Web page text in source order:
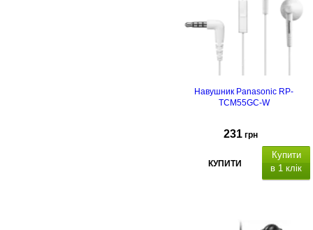
Навушник Panasonic RP-
TCM55GC-W
231 грн
КУПИТИ
Купити
в 1 клік